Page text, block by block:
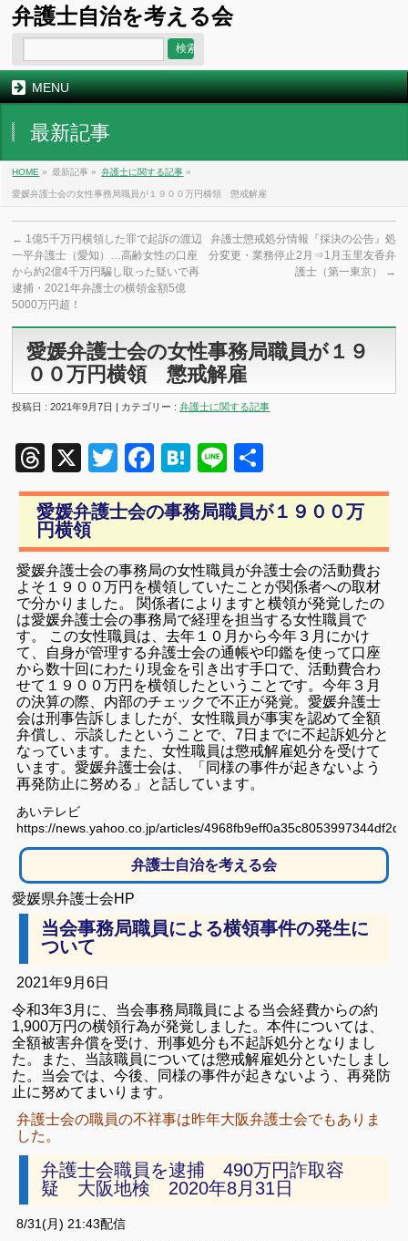
弁護士自治を考える会
MENU
最新記事
HOME » 最新記事 » 弁護士に関する記事 »
愛媛弁護士会の女性事務局職員が１９００万円横領 懲戒解雇
← 1億5千万円横領した罪で起訴の渡辺
一平弁護士（愛知）…高齢女性の口座
から約2億4千万円騙し取った疑いで再
逮捕・2021年弁護士の横領金額5億
5000万円超！
弁護士懲戒処分情報『採決の公告』処
分変更・業務停止2月⇒1月玉里友香弁
護士（第一東京）
→
愛媛弁護士会の女性事務局職員が１９
００万円横領 懲戒解雇
投稿日 : 2021年9月7日 | カテゴリー :弁護士に関する記事
Threads
X TwitterFacebook
Hatena
Line
有
愛媛弁護士会の事務局職員が１９００万
円横領
愛媛弁護士会の事務局の女性職員が弁護士会の活動費お
よそ１９００万円を横領していたことが関係者への取材
で分かりました。 関係者によりますと横領が発覚したの
は愛媛弁護士会の事務局で経理を担当する女性職員で
す。 この女性職員は、去年１０月から今年３月にかけ
て、自身が管理する弁護士会の通帳や印鑑を使って口座
から数十回にわたり現金を引き出す手口で、活動費合わ
せて１９００万円を横領したということです。今年３月
の決算の際、内部のチェックで不正が発覚。愛媛弁護士
会は刑事告訴しましたが、女性職員が事実を認めて全額
弁償し、示談したということで、7日までに不起訴処分と
なっています。また、女性職員は懲戒解雇処分を受けて
います。愛媛弁護士会は、「同様の事件が起きないよう
再発防止に努める」と話しています。
あいテレビ
https://news.yahoo.co.jp/articles/
弁護士自治を考える会
愛媛県弁護士会HP
当会事務局職員による横領事件の発生に
ついて
2021年9月6日
令和3年3月に、当会事務局職員による当会経費からの約
1,900万円の横領行為が発覚しました。本件については、
全額被害弁償を受け、刑事処分も不起訴処分となりまし
た。
また、当該職員については懲戒解雇処分といたしまし
た。 当会では、今後、同様の事件が起きないよう、再発防
止に努めてまいります。
弁護士会の職員の不祥事は昨年大阪弁護士会でもありま
した。
弁護士会職員を逮捕 490万円詐取容
疑 大阪地検 2020年8月31日
8/31(月) 21:43配信